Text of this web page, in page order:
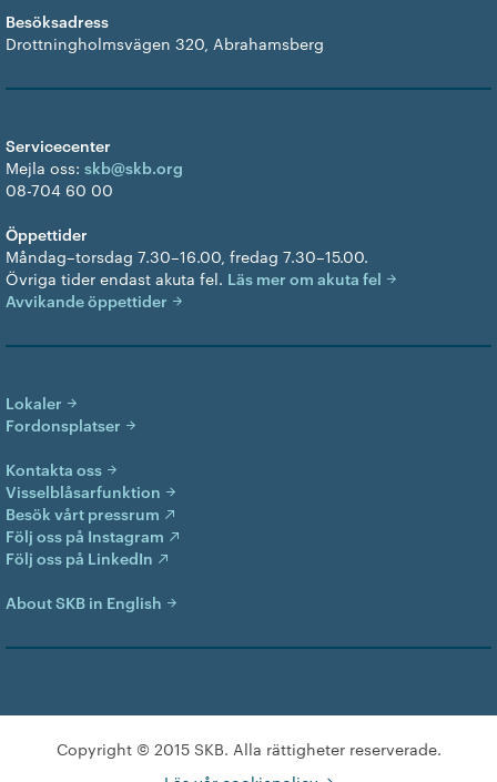
Besöksadress
Drottningholmsvägen 320, Abrahamsberg
Servicecenter
Mejla oss: skb@skb.org
08-704 60 00
Öppettider
Måndag–torsdag 7.30–16.00, fredag 7.30–15.00.
Övriga tider endast akuta fel. Läs mer om akuta fel
Avvikande öppettider
Lokaler
Fordonsplatser
Kontakta oss
Visselblåsarfunktion
Besök vårt pressrum
Följ oss på Instagram
Följ oss på LinkedIn
About SKB in English
Copyright © 2015 SKB. Alla rättigheter reserverade.